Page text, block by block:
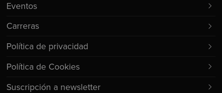
Eventos
Carreras
Política de privacidad
Política de Cookies
Suscripción a newsletter